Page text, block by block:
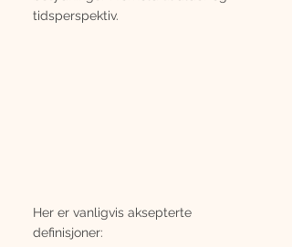
tidsperspektiv.
Her er vanligvis aksepterte
definisjoner: